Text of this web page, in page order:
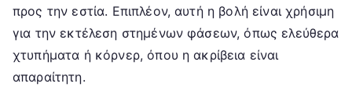
προς την εστία. Επιπλέον, αυτή η βολή είναι χρήσιμη
για την εκτέλεση στημένων φάσεων, όπως ελεύθερα
χτυπήματα ή κόρνερ, όπου η ακρίβεια είναι
απαραίτητη.